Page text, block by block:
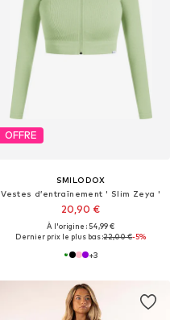
OFFRE
SMILODOX
Vestes d’entraînement ' Slim Zeya '
20,90 €
À l'origine : 54,99 €
Dernier prix le plus bas :22,00 €-5%
+3